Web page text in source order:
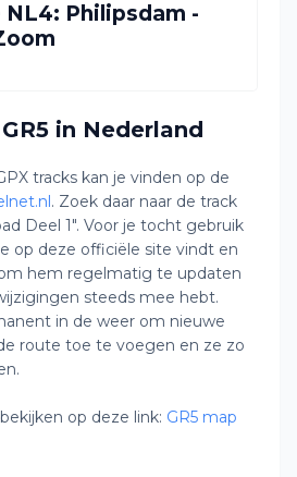
NL4: Philipsdam -
in Nederland
tracks kan je vinden op de
. Zoek daar naar de track
Deel 1". Voor je tocht gebruik
op deze officiële site vindt en
hem regelmatig te updaten
steeds mee hebt.
in de weer om nieuwe
route toe te voegen en ze zo
op deze link: GR5 map